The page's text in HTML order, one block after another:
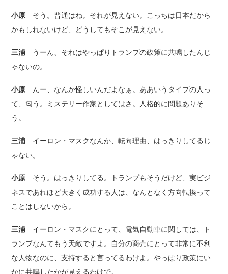
小原 そう。普通はね。それが見えない。こっちは日本だから
かもしれないけど、どうしてもそこが見えない。
三浦 うーん、それはやっぱりトランプの政策に共鳴したんじ
ゃないの。
小原 んー、なんか怪しいんだよなぁ。ああいうタイプの人っ
て、匂う。ミステリー作家としてはさ。人格的に問題ありそ
う。
三浦 イーロン・マスクなんか、転向理由、はっきりしてるじ
ゃない。
小原 そう。はっきりしてる。トランプもそうだけど、実ビジ
ネスであれほど大きく成功する人は、なんとなく方向転換って
ことはしないから。
三浦 イーロン・マスクにとって、電気自動車に関しては、ト
ランプなんてもう天敵ですよ。自分の商売にとって非常に不利
な人物なのに、支持すると言ってるわけよ。やっぱり政策にい